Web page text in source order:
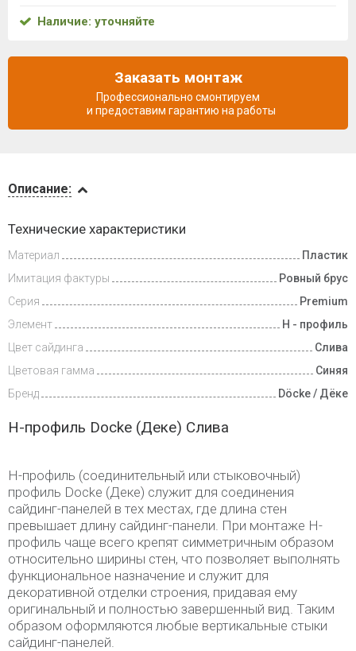
и оплата
Описание:
Технические характеристики
Материал
Пластик
Имитация фактуры
Ровный брус
Серия
Premium
Элемент
Н - профиль
Цвет сайдинга
Слива
Цветовая гамма
Синяя
Бренд
Döcke / Дёке
H-профиль Docke (Деке) Слива
H-профиль (соединительный или стыковочный)
профиль Docke (Деке) служит для соединения
сайдинг-панелей в тех местах, где длина стен
превышает длину сайдинг-панели. При монтаже H-
профиль чаще всего крепят симметричным образом
относительно ширины стен, что позволяет выполнять
функциональное назначение и служит для
декоративной отделки строения, придавая ему
оригинальный и полностью завершенный вид. Таким
образом оформляются любые вертикальные стыки
сайдинг-панелей.
Наличие: уточняйте
Заказать монтаж
Профессионально смонтируем
и предоставим гарантию на работы